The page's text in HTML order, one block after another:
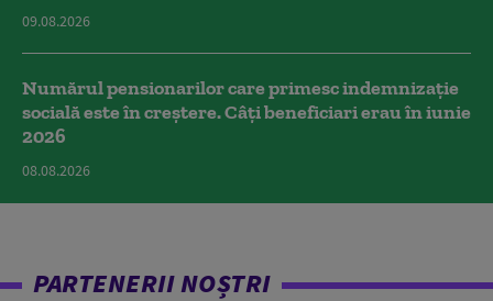
09.08.2026
Numărul pensionarilor care primesc indemnizaţie
socială este în creștere. Câți beneficiari erau în iunie
2026
08.08.2026
PARTENERII NOȘTRI